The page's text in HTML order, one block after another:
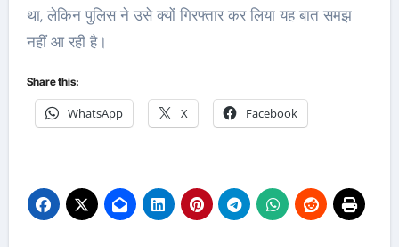
था, लेकिन पुलिस ने उसे क्यों गिरफ्तार कर लिया यह बात समझ
नहीं आ रही है।
Share this:
WhatsApp X Facebook